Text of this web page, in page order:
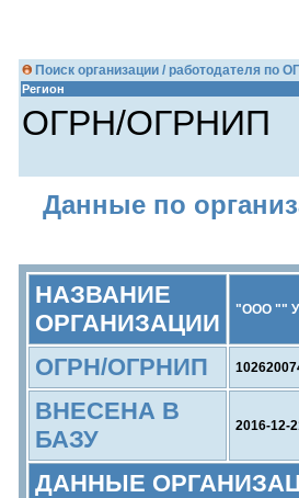
Поиск организации / работодателя по
Регион
ОГРН/ОГРНИП
Данные по
НАЗВАНИЕ
ОРГАНИЗАЦИИ
"ООО ""
ОГРН/ОГРНИП
ВНЕСЕНА В
БАЗУ
2016-12-
ДАННЫЕ